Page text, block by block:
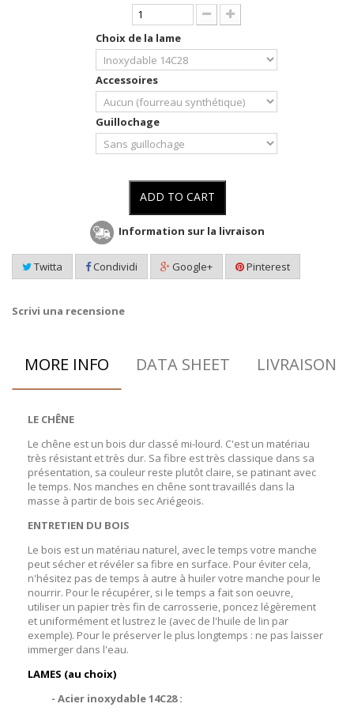
Choix de la lame
Accessoires
Guillochage
ADD TO CART
Information sur la livraison
Twitta Condividi Google+ Pinterest
Scrivi una recensione
MORE INFO DATA SHEET LIVRAISON
LE CHÊNE
Le chêne est un bois dur classé mi-lourd. C'est un matériau
très résistant et très dur. Sa fibre est très classique dans sa
présentation, sa couleur reste plutôt claire, se patinant avec
le temps. Nos manches en chêne sont travaillés dans la
masse à partir de bois sec Ariégeois.
ENTRETIEN DU BOIS
Le bois est un matériau naturel, avec le temps votre manche
peut sécher et révéler sa fibre en surface. Pour éviter cela,
n'hésitez pas de temps à autre à huiler votre manche pour le
nourrir. Pour le récupérer, si le temps a fait son oeuvre,
utiliser un papier très fin de carrosserie, poncez légèrement
et uniformément et lustrez le (avec de l'huile de lin par
exemple). Pour le préserver le plus longtemps : ne pas laisser
immerger dans l'eau.
LAMES (au choix)
- Acier inoxydable 14C28 :